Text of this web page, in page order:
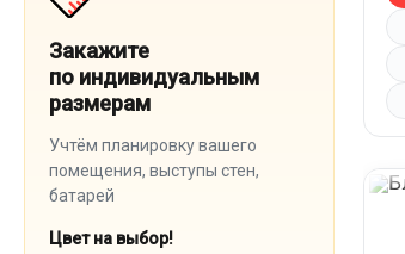
Закажите
по индивидуальным
размерам
Учтём планировку вашего
помещения, выступы стен,
батарей
Цвет на выбор!